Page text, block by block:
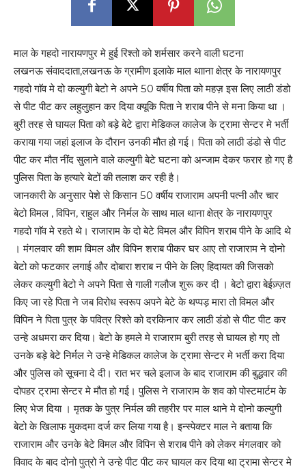
माल के गहदो नारायणपुर मे हुई रिश्तो को शर्मसार करने वाली घटना
लखनऊ संवाददाता,लखनऊ के ग्रामीण इलाके माल थााना क्षेत्र के नारायणपुर
गहदो गाॅव मे दो कल्युगी बेटो ने अपने 50 वर्षीय पिता को महज़ इस लिए लाठी डंडो
से पीट पीट कर लहुलुहान कर दिया क्यूकि पिता ने शराब पीने से मना किया था ।
बुरी तरह से घायल पिता को बड़े बेटे द्वारा मेडिकल कालेज के ट्रामा सेन्टर मे भर्ती
कराया गया जहां इलाज के दौरान उनकी मौत हो गई। पिता को लाठी डंडो से पीट
पीट कर मौत नींद सुलाने वाले कल्युगी बेटे घटना को अन्जाम देकर फरार हो गए है
पुलिस पिता के हत्यारे बेटों की तलाश कर रही है।
जानकारी के अनुसार पेशे से किसान 50 वर्षीय राजाराम अपनी पत्नी और चार
बेटो विमल , विपिन, राहुल और निर्मल के साथ माल थाना क्षेत्र के नारायणपुर
गहदो गाॅव मे रहते थे। राजाराम के दो बेटे विमल और विपिन शराब पीने के आदि थे
। मंगलवार की शाम विमल और विपिन शराब पीकर घर आए तो राजाराम ने दोनो
बेटो को फटकार लगाई और दोबारा शराब न पीने के लिए हिदायत की जिसको
लेकर कल्युगी बेटो ने अपने पिता से गाली गलौज शुरू कर दी । बेटो द्वारा बेईज़्ज़त
किए जा रहे पिता ने जब विरोध स्वरूप अपने बेटे के थप्पड़ मारा तो विमल और
विपिन ने पिता पुत्र के पवित्र रिश्ते को दरकिनार कर लाठी डंडो से पीट पीट कर
उन्हे अधमरा कर दिया। बेटो के हमले मे राजाराम बुरी तरह से घायल हो गए तो
उनके बड़े बेटे निर्मल ने उन्हे मेडिकल कालेज के ट्रामा सेन्टर मे भर्ती करा दिया
और पुलिस को सूचना दे दी। रात भर चले इलाज के बाद राजाराम की बुद्धवार की
दोपहर ट्रामा सेन्टर मे मौत हो गई। पुलिस ने राजाराम के शव को पोस्टमार्टम के
लिए भेज दिया । मृतक के पुत्र निर्मल की तहरीर पर माल थाने मे दोनो कल्युगी
बेटो के खिलाफ मुकदमा दर्ज कर लिया गया है। इन्स्पेक्टर माल ने बताया कि
राजाराम और उनके बेटे विमल और विपिन से शराब पीने को लेकर मंगलवार को
विवाद के बाद दोनो पुत्रो ने उन्हे पीट पीट कर घायल कर दिया था ट्रामा सेन्टर मे